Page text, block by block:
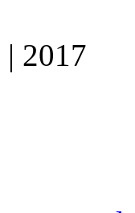
| 2017